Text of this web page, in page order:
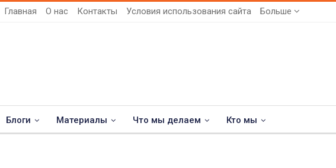
Главная О нас Контакты Условия использования сайта Больше
Блоги Материалы Что мы делаем Кто мы